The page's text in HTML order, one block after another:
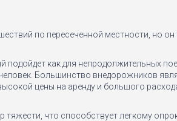
по пересеченной местности, но он
как для непродолжительных
Большинство внедорожников
цены на аренду и большого
тяжести, что способствует легкому